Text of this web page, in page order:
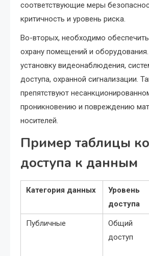
соответствующие меры
критичность и уровень риска.
Во-вторых, необходимо
охрану помещений и
установку видеонаблюдения,
доступа, охранной сигнализации.
препятствуют
проникновению и повреждению
носителей.
Пример таблицы
доступа к данным
Категория данных
Уровень
доступа
Публичные
Общий
доступ